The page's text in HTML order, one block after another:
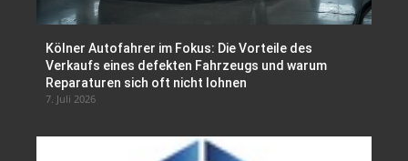
Kölner Autofahrer im Fokus: Die Vorteile des
Verkaufs eines defekten Fahrzeugs und warum
Reparaturen sich oft nicht lohnen
7. Juli 2026